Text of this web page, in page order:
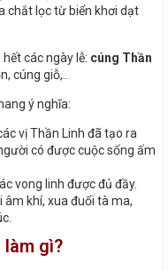
chắt lọc từ biển khơi dạt
các ngày lễ: cúng Thần
cúng giỗ,..
ý nghĩa:
vị Thần Linh đã tạo ra
có được cuộc sống ấm
vong linh được đủ đầy.
âm khí, xua đuổi tà ma,
làm gì?